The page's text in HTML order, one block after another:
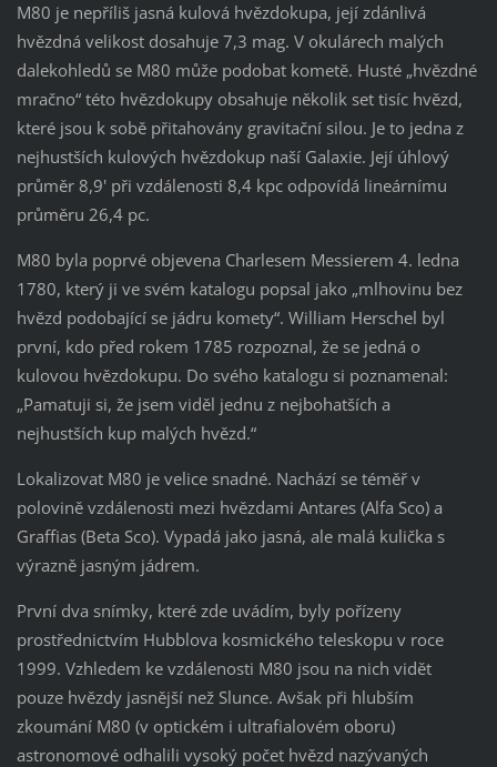
M80 je nepříliš jasná kulová hvězdokupa, její zdánlivá
hvězdná velikost dosahuje 7,3 mag. V okulárech malých
dalekohledů se M80 může podobat kometě. Husté „hvězdné
mračno“ této hvězdokupy obsahuje několik set tisíc hvězd,
které jsou k sobě přitahovány gravitační silou. Je to jedna z
nejhustších kulových hvězdokup naší Galaxie. Její úhlový
průměr 8,9' při vzdálenosti 8,4 kpc odpovídá lineárnímu
průměru 26,4 pc.
M80 byla poprvé objevena Charlesem Messierem 4. ledna
1780, který ji ve svém katalogu popsal jako „mlhovinu bez
hvězd podobající se jádru komety“. William Herschel byl
první, kdo před rokem 1785 rozpoznal, že se jedná o
kulovou hvězdokupu. Do svého katalogu si poznamenal:
„Pamatuji si, že jsem viděl jednu z nejbohatších a
nejhustších kup malých hvězd.“
Lokalizovat M80 je velice snadné. Nachází se téměř v
polovině vzdálenosti mezi hvězdami Antares (Alfa Sco) a
Graffias (Beta Sco). Vypadá jako jasná, ale malá kulička s
výrazně jasným jádrem.
První dva snímky, které zde uvádím, byly pořízeny
prostřednictvím Hubblova kosmického teleskopu v roce
1999. Vzhledem ke vzdálenosti M80 jsou na nich vidět
pouze hvězdy jasnější než Slunce. Avšak při hlubším
zkoumání M80 (v optickém i ultrafialovém oboru)
astronomové odhalili vysoký počet hvězd nazývaných